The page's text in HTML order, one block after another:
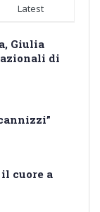
Latest
Giulia
di
il cuore a